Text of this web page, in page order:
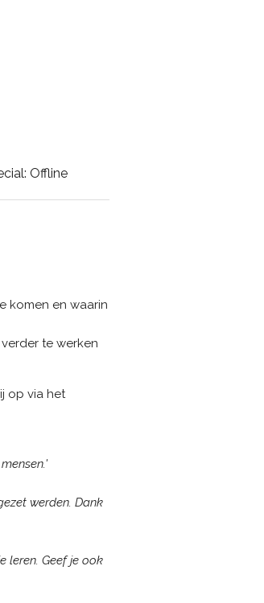
Offline
komen en waarin
te werken
op via het
werden. Dank
leren. Geef je ook